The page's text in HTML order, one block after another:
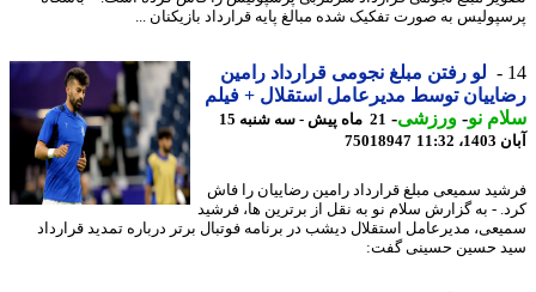
به صورت تفکیک شده مبالغ پایه قرارداد بازیکنان ...
لو رفتن مبلغ نجومی قرارداد رامین
توسط مدیرعامل استقلال + فیلم
نو- ورزشی-
21 ماه پیش - سه شنبه 15
75018947
سمیعی مبلغ قرارداد رامین رضاییان را فاش
- به گزارش سلام نو به نقل از برترین ها، فرشید
مدیرعامل استقلال دیشب در برنامه فوتبال برتر درباره تمدید قرارداد
حسین حسینی گفت: